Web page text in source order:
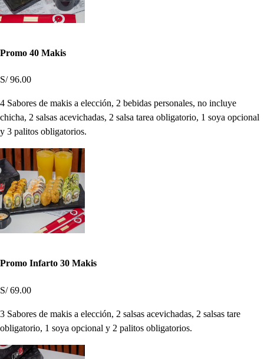
Promo 40 Makis
S/ 96.00
4 Sabores de makis a elección, 2 bebidas personales, no incluye
chicha, 2 salsas acevichadas, 2 salsa tarea obligatorio, 1 soya opcional
y 3 palitos obligatorios.
Promo Infarto 30 Makis
S/ 69.00
3 Sabores de makis a elección, 2 salsas acevichadas, 2 salsas tare
obligatorio, 1 soya opcional y 2 palitos obligatorios.